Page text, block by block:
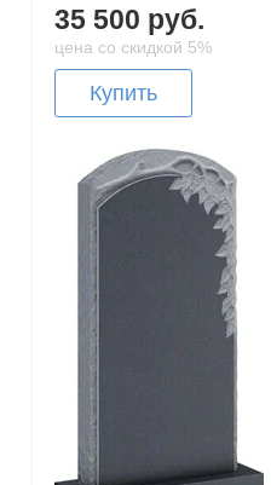
35 500 руб.
цена со скидкой 5%
Купить